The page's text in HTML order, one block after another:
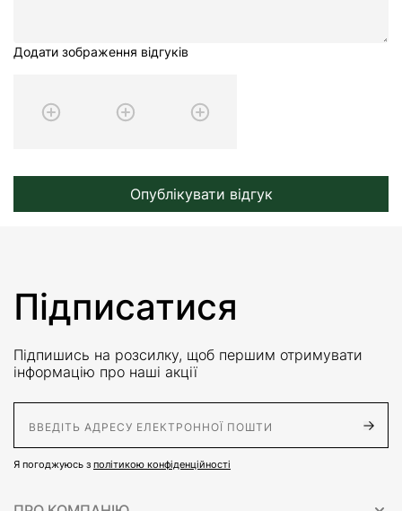
Додати зображення відгуків
Опублікувати відгук
Підписатися
Підпишись на розсилку, щоб першим отримувати
інформацію про наші акції
Я погоджуюсь з політикою конфіденційності